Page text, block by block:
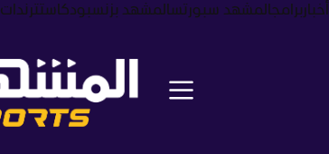
أخبار برامجالمشهد سبورتسالمشهد بزنسبودكاستترندات